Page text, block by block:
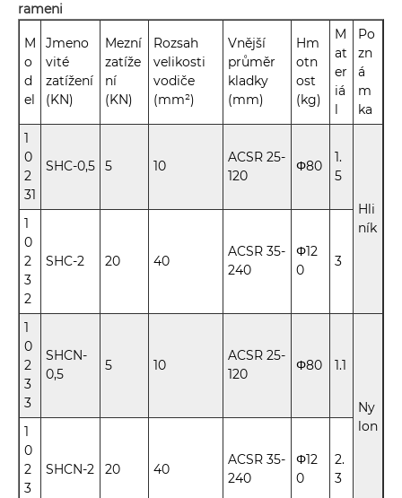
rameni
M
o
d
el
Jmeno
vité
zatížení
(KN)
Mezní
zatíže
ní
(KN)
Rozsah
velikosti
vodiče
(mm²)
Vnější
průměr
kladky
(mm)
Hm
otn
ost
(kg)
M
at
er
iá
l
Po
zn
á
m
ka
1
0
2
31
SHC-0,5 5 10
ACSR 25-
120
Φ80
1.
5
Hli
ník
1
0
2
3
2
SHC-2 20 40
ACSR 35-
240
Φ12
0
3
1
0
2
3
3
SHCN-
0,5
5 10
ACSR 25-
120
Φ80 1.1
Ny
lon
1
0
2
3
SHCN-2 20 40
ACSR 35-
240
Φ12
0
2.
3